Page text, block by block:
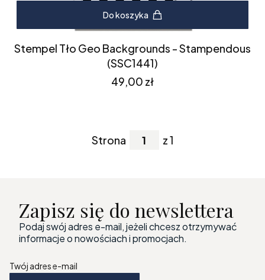
Do koszyka
Stempel Tło Geo Backgrounds - Stampendous
(SSC1441)
Cena
49,00 zł
Strona z 1
Zapisz się do newslettera
Podaj swój adres e-mail, jeżeli chcesz otrzymywać
informacje o nowościach i promocjach.
Twój adres e-mail